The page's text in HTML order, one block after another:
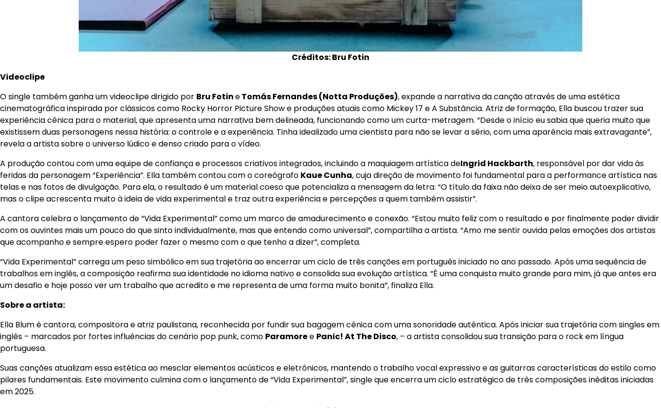
Créditos: Bru Fotin
Videoclipe
O single também ganha um videoclipe dirigido por Bru FotineTomás Fernandes (Notta Produções), expande a narrativa da canção através de uma estética
cinematográfica inspirada por clássicos como Rocky Horror Picture Show e produções atuais como Mickey 17 e A Substância. Atriz de formação, Ella buscou trazer sua
experiência cênica para o material, que apresenta uma narrativa bem delineada, funcionando como um curta-metragem. “Desde o início eu sabia que queria muito que
existissem duas personagens nessa história: o controle e a experiência. Tinha idealizado uma cientista para não se levar a sério, com uma aparência mais extravagante”,
revela a artista sobre o universo lúdico e denso criado para o vídeo.
A produção contou com uma equipe de confiança e processos criativos integrados, incluindo a maquiagem artística deIngrid Hackbarth, responsável por dar vida às
feridas da personagem “Experiência”. Ella também contou com o coreógrafo Kaue Cunha, cuja direção de movimento foi fundamental para a performance artística nas
telas e nas fotos de divulgação. Para ela, o resultado é um material coeso que potencializa a mensagem da letra: “O título da faixa não deixa de ser meio autoexplicativo,
mas o clipe acrescenta muito à ideia de vida experimental e traz outra experiência e percepções a quem também assistir”.
A cantora celebra o lançamento de “Vida Experimental” como um marco de amadurecimento e conexão. “Estou muito feliz com o resultado e por finalmente poder dividir
com os ouvintes mais um pouco do que sinto individualmente, mas que entendo como universal”, compartilha a artista. “Amo me sentir ouvida pelas emoções dos artistas
que acompanho e sempre espero poder fazer o mesmo com o que tenho a dizer”, completa.
“Vida Experimental” carrega um peso simbólico em sua trajetória ao encerrar um ciclo de três canções em português iniciado no ano passado. Após uma sequência de
trabalhos em inglês, a composição reafirma sua identidade no idioma nativo e consolida sua evolução artística. “É uma conquista muito grande para mim, já que antes era
um desafio e hoje posso ver um trabalho que acredito e me representa de uma forma muito bonita”, finaliza Ella.
Sobre a artista:
Ella Blum é cantora, compositora e atriz paulistana, reconhecida por fundir sua bagagem cênica com uma sonoridade autêntica. Após iniciar sua trajetória com singles em
inglês – marcados por fortes influências do cenário pop punk, como Paramoree Panic! At The Disco, – a artista consolidou sua transição para o rock em língua
portuguesa.
Suas canções atualizam essa estética ao mesclar elementos acústicos e eletrônicos, mantendo o trabalho vocal expressivo e as guitarras características do estilo como
pilares fundamentais. Este movimento culmina com o lançamento de “Vida Experimental”, single que encerra um ciclo estratégico de três composições inéditas iniciadas
em 2025.